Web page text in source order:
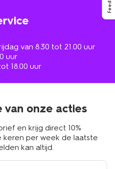
van 8.30 tot 21.00 uur
uur
18.00 uur
van onze acties
en krijg direct 10%
per week de laatste
kan altijd.